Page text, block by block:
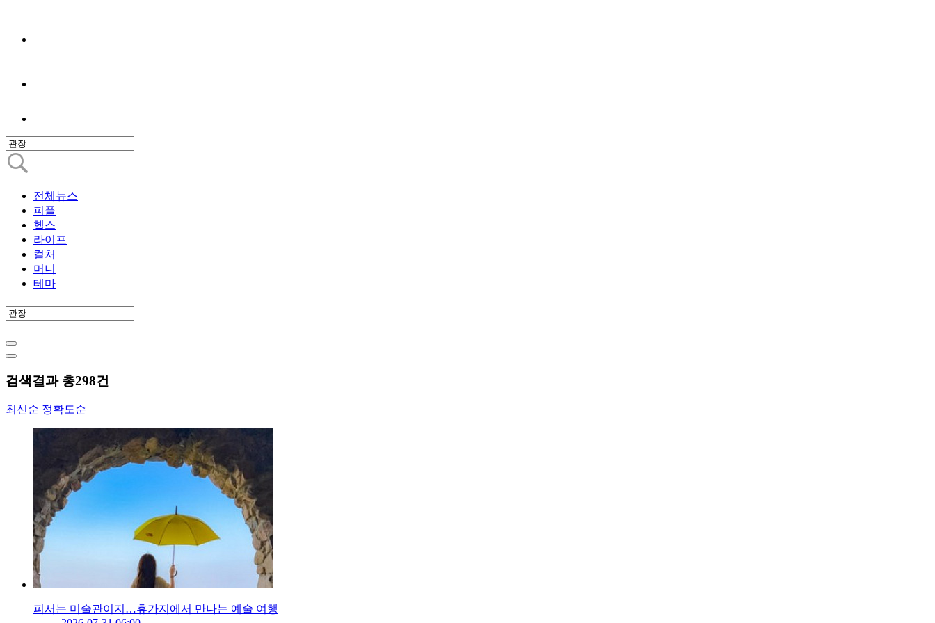
전체뉴스
피플
헬스
라이프
컬처
머니
테마
검색결과 총298건
최신순 정확도순
피서는 미술관이지…휴가지에서 만나는 예술 여행